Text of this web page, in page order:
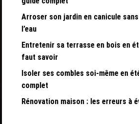
Arroser son jardin en canicule
l’eau
Entretenir sa terrasse en bois en
faut savoir
Isoler ses combles soi-même en
complet
Rénovation maison : les erreurs à